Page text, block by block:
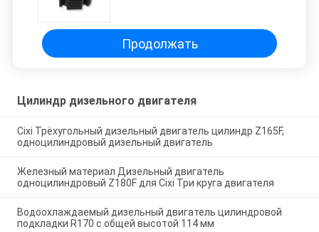
Продолжать
Цилиндр дизельного двигателя
Cixi Трёхугольный дизельный двигатель цилиндр Z165F,
одноцилиндровый дизельный двигатель
Железный материал Дизельный двигатель
одноцилиндровый Z180F для Cixi Три круга двигателя
Водоохлаждаемый дизельный двигатель цилиндровой
подкладки R170 с общей высотой 114 мм